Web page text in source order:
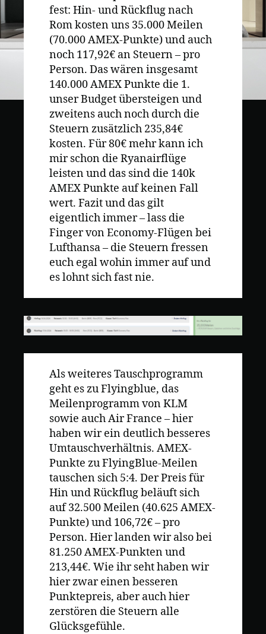
fest: Hin- und Rückflug nach
Rom kosten uns 35.000 Meilen
(70.000 AMEX-Punkte) und auch
noch 117,92€ an Steuern – pro
Person. Das wären insgesamt
140.000 AMEX Punkte die 1.
unser Budget übersteigen und
zweitens auch noch durch die
Steuern zusätzlich 235,84€
kosten. Für 80€ mehr kann ich
mir schon die Ryanairflüge
leisten und das sind die 140k
AMEX Punkte auf keinen Fall
wert. Fazit und das gilt
eigentlich immer – lass die
Finger von Economy-Flügen bei
Lufthansa – die Steuern fressen
euch egal wohin immer auf und
es lohnt sich fast nie.
Als weiteres Tauschprogramm
geht es zu Flyingblue, das
Meilenprogramm von KLM
sowie auch Air France – hier
haben wir ein deutlich besseres
Umtauschverhältnis. AMEX-
Punkte zu FlyingBlue-Meilen
tauschen sich 5:4. Der Preis für
Hin und Rückflug beläuft sich
auf 32.500 Meilen (40.625 AMEX-
Punkte) und 106,72€ – pro
Person. Hier landen wir also bei
81.250 AMEX-Punkten und
213,44€. Wie ihr seht haben wir
hier zwar einen besseren
Punktepreis, aber auch hier
zerstören die Steuern alle
Glücksgefühle.